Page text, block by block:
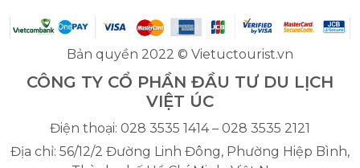
Bản quyền 2022 © Vietuctourist.vn
CÔNG TY CỔ PHẦN ĐẦU TƯ DU LỊCH
VIỆT ÚC
Điện thoại: 028 3535 1414 – 028 3535 2121
Địa chỉ: 56/12/2 Đường Linh Đông, Phường Hiệp Bình,